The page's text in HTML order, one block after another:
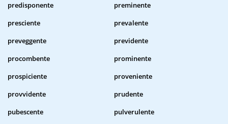
predisponente
preminente
presciente
prevalente
preveggente
previdente
procombente
prominente
prospiciente
proveniente
provvidente
prudente
pubescente
pulverulente